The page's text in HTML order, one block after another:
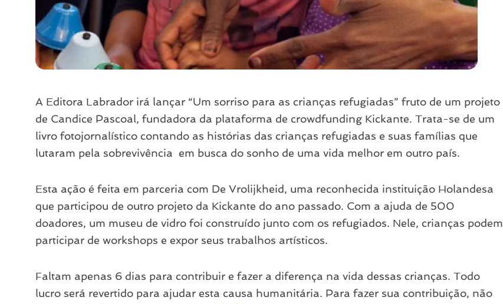
A Editora Labrador irá lançar “Um sorriso para as crianças refugiadas” fruto de um projeto
de Candice Pascoal, fundadora da plataforma de crowdfunding Kickante. Trata-se de um
livro fotojornalístico contando as histórias das crianças refugiadas e suas famílias que
lutaram pela sobrevivência em busca do sonho de uma vida melhor em outro país.
Esta ação é feita em parceria com De Vrolijkheid, uma reconhecida instituição Holandesa
que participou de outro projeto da Kickante do ano passado. Com a ajuda de 500
doadores, um museu de vidro foi construído junto com os refugiados. Nele, crianças podem
participar de workshops e expor seus trabalhos artísticos.
Faltam apenas 6 dias para contribuir e fazer a diferença na vida dessas crianças. Todo
lucro será revertido para ajudar esta causa humanitária. Para fazer sua contribuição, não